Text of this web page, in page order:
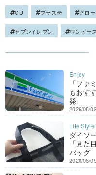
GU プラステ グロ
セブンイレブン ワンピース
「ファ
もおす
発
2026/08/
ダイソ
「見た
バッグ
2026/08/